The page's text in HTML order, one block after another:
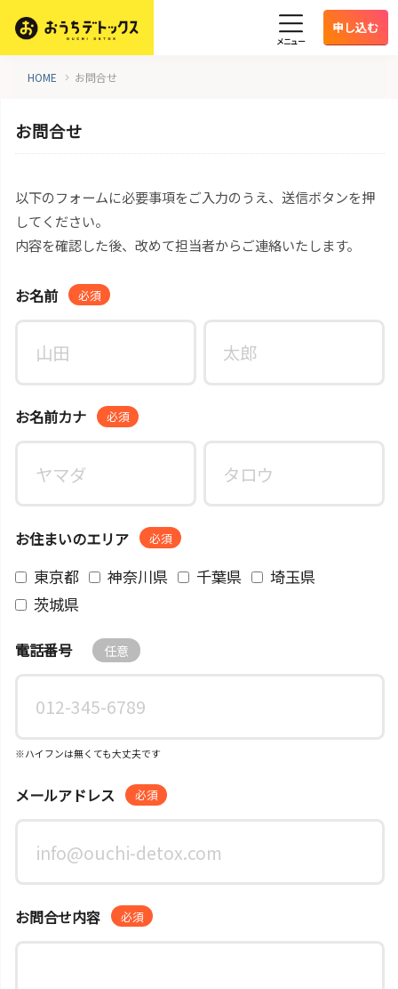
メニュー
申し込む
HOME お問合せ
お問合せ
以下のフォームに必要事項をご入力のうえ、送信ボタンを押
してください。
内容を確認した後、改めて担当者からご連絡いたします。
お名前 必須
お名前カナ 必須
お住まいのエリア 必須
東京都 神奈川県 千葉県
埼玉県
茨城県
電話番号 任意
※ハイフンは無くても大丈夫です
メールアドレス 必須
お問合せ内容 必須